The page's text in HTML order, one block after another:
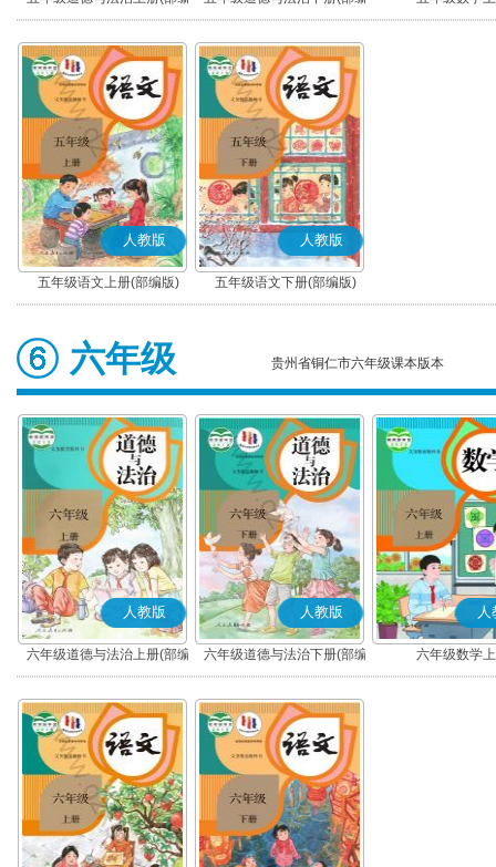
版)
版)
人教版
五年级语文上册(部编版)
人教版
五年级语文下册(部编版)
六年级 贵州省铜仁市六年级课本版本
人教版
六年级道德与法治上册(部编
版)
人教版
六年级道德与法治下册(部编
版)
人
六年级数学